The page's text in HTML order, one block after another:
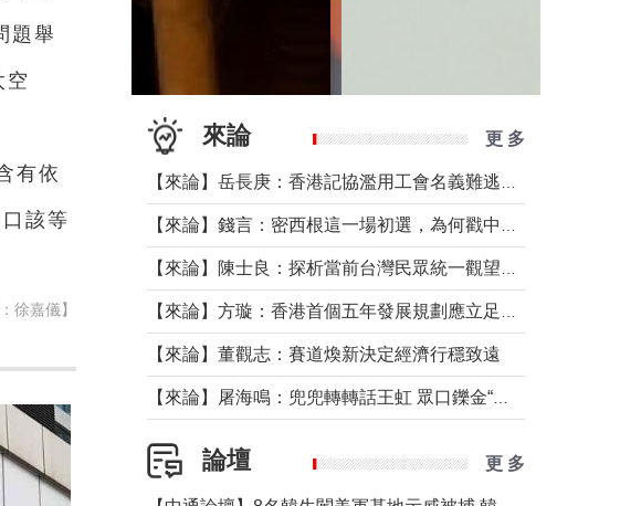
題舉
空
有依
該等
徐嘉儀】
來論 更 多
【來論】董觀志：賽道煥新決定經濟行穩致遠
論壇 更 多